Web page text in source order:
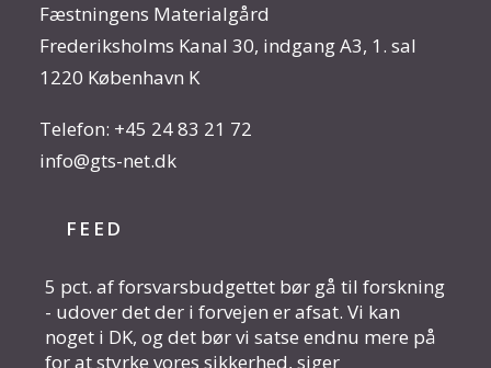
Fæstningens Materialgård
Frederiksholms Kanal 30, indgang A3, 1. sal
1220 København K
Telefon: +45 24 83 21 72
info@gts-net.dk
FEED
5 pct. af forsvarsbudgettet bør gå til forskning
- udover det der i forvejen er afsat. Vi kan
noget i DK, og det bør vi satse endnu mere på
for at styrke vores sikkerhed, siger